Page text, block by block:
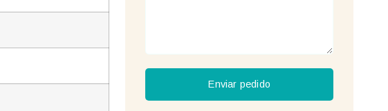
Enviar pedido